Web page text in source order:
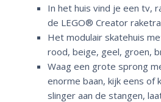
In het huis vind je een tv,
de LEGO® Creator
Het modulair skatehuis
rood, beige, geel, groen,
Waag een grote sprong
enorme baan, kijk eens of
slinger aan de stangen,